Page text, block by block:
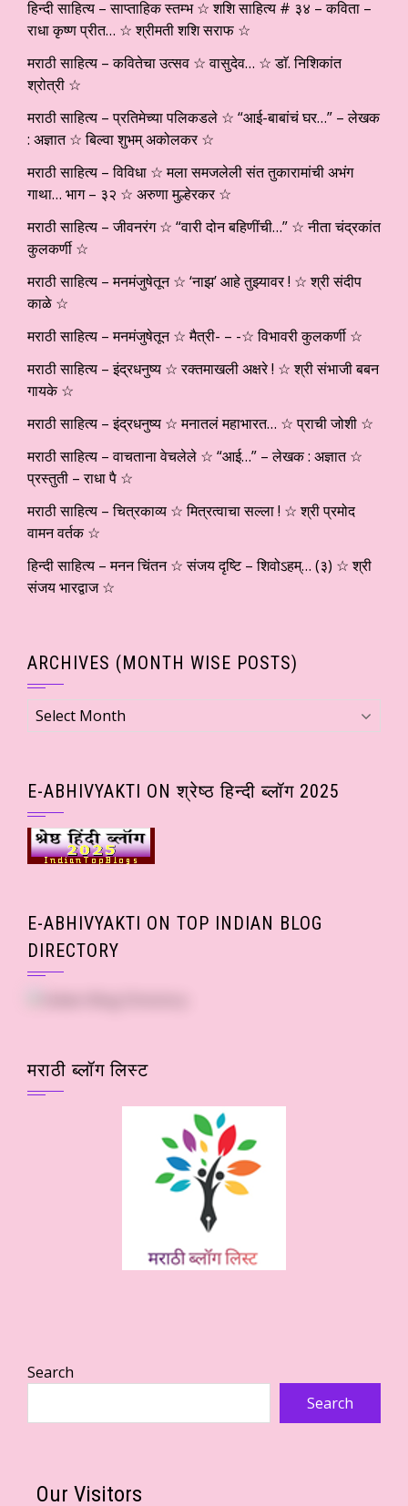
हिन्दी साहित्य – साप्ताहिक स्तम्भ ☆ शशि साहित्य # ३४ – कविता –
राधा कृष्ण प्रीत… ☆ श्रीमती शशि सराफ ☆
मराठी साहित्य – कवितेचा उत्सव ☆ वासुदेव… ☆ डाॅ. निशिकांत
श्रोत्री ☆
मराठी साहित्य – प्रतिमेच्या पलिकडले ☆ “आई-बाबांचं घर…” – लेखक
: अज्ञात ☆ बिल्वा शुभम् अकोलकर ☆
मराठी साहित्य – विविधा ☆ मला समजलेली संत तुकारामांची अभंग
गाथा… भाग – ३२ ☆ अरुणा मुल्हेरकर ☆
मराठी साहित्य – जीवनरंग ☆ “वारी दोन बहिणींची…” ☆ नीता चंद्रकांत
कुलकर्णी ☆
मराठी साहित्य – मनमंजुषेतून ☆ ‘नाझ’ आहे तुझ्यावर ! ☆ श्री संदीप
काळे ☆
मराठी साहित्य – मनमंजुषेतून ☆ मैत्री- – -☆ विभावरी कुलकर्णी ☆
मराठी साहित्य – इंद्रधनुष्य ☆ रक्तमाखली अक्षरे ! ☆ श्री संभाजी बबन
गायके ☆
मराठी साहित्य – इंद्रधनुष्य ☆ मनातलं महाभारत… ☆ प्राची जोशी ☆
मराठी साहित्य – वाचताना वेचलेले ☆ “आई…” – लेखक : अज्ञात ☆
प्रस्तुती – राधा पै ☆
मराठी साहित्य – चित्रकाव्य ☆ मित्रत्वाचा सल्ला ! ☆ श्री प्रमोद
वामन वर्तक ☆
हिन्दी साहित्य – मनन चिंतन ☆ संजय दृष्टि – शिवोऽहम्… (३) ☆ श्री
संजय भारद्वाज ☆
ARCHIVES (MONTH WISE POSTS)
Archives
(Month
E-ABHIVYAKTI ON श्रेष्ठ हिन्दी ब्लॉग 2025
E-ABHIVYAKTI ON TOP INDIAN BLOG
DIRECTORY
मराठी ब्लॉग लिस्ट
Search
Search
Our Visitors